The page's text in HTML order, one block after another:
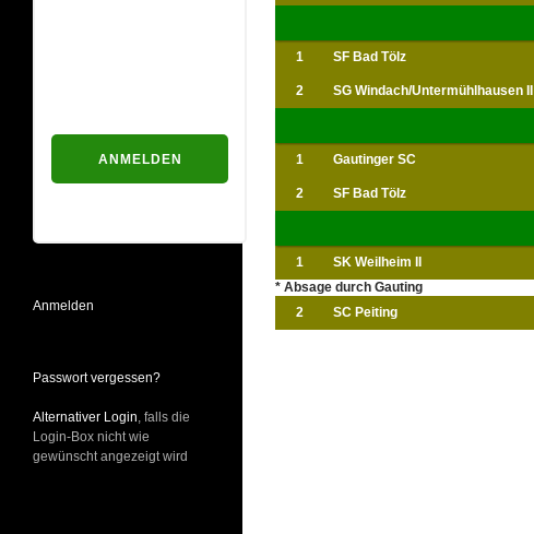
1 SF Bad Tölz
2 SG Windach/Untermühlhausen II
1 Gautinger SC
2 SF Bad Tölz
1 SK Weilheim II
* Absage durch Gauting
2
SC Peiting
Anmelden
Passwort vergessen?
Alternativer Login , falls die
Login-Box nicht wie
gewünscht angezeigt wird